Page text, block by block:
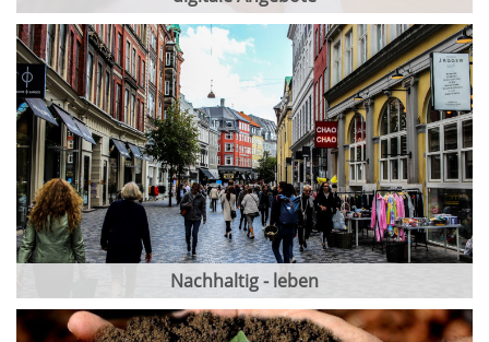
Nachhaltig - leben